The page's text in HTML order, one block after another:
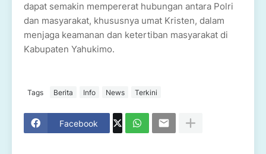
dapat semakin mempererat hubungan antara Polri
dan masyarakat, khususnya umat Kristen, dalam
menjaga keamanan dan ketertiban masyarakat di
Kabupaten Yahukimo.
Tags Berita Info News Terkini
Facebook